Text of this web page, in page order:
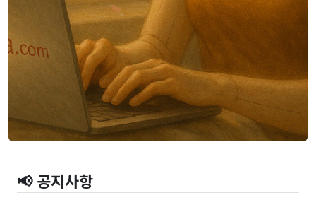
📢 공지사항